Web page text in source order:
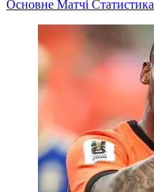
Основне Матчі Статистика